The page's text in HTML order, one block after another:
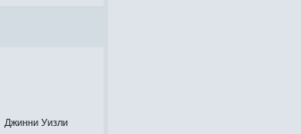
Джинни Уизли